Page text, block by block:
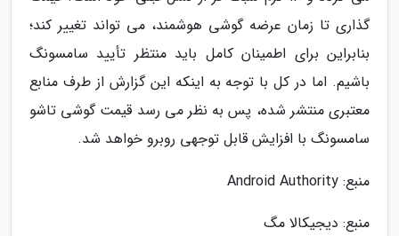
گذاری تا زمان عرضه گوشی هوشمند، می تواند تغییر کند؛
بنابراین برای اطمینان کامل باید منتظر تأیید سامسونگ
باشیم. اما در کل با توجه به اینکه این گزارش از طرف منابع
معتبری منتشر شده، پس به نظر می رسد قیمت گوشی تاشو
سامسونگ با افزایش قابل توجهی روبرو خواهد شد.
منبع: Android Authority
منبع: دیجیکالا مگ